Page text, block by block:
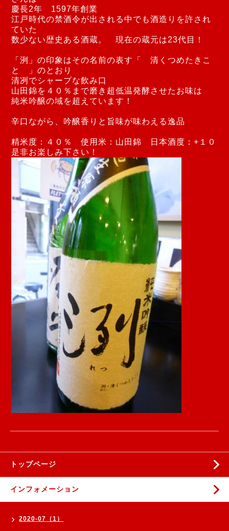
慶長2年 1597年創業
江戸時代の禁酒令が出される中でも酒造りを許され
ていた
数少ない歴史ある酒蔵。 現在の蔵元は23代目！
「洌」の印象はその名前の表す「 清くつめたきこ
と 」のとおり
清冽でシャープな飲み口
山田錦を４０％まで磨き超低温発酵させたお味は
純米吟醸の域を超えています！
辛口ながら、吟醸香りと旨味が味わえる逸品
精米度：４０％ 使用米：山田錦 日本酒度：+１０
是非お楽しみ下さい！
トップページ
インフォメーション
2020-07（1）